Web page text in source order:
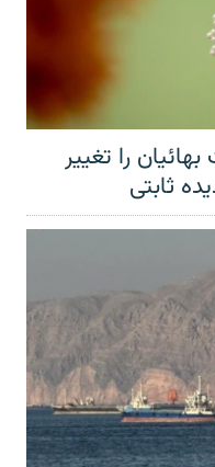
را تغییر
ثابتی